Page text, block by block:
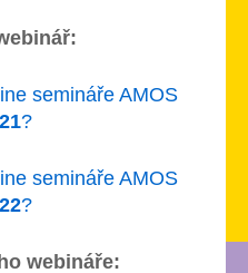
semináře AMOS
?
semináře AMOS
?
webináře: